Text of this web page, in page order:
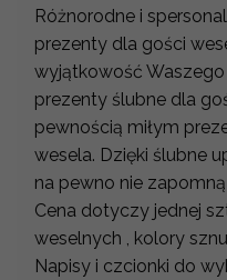
Różnorodne i
prezenty dla gości
wyjątkowość Waszego
prezenty ślubne dla
pewnością miłym
wesela. Dzięki ślubne
na pewno nie
Cena dotyczy jednej
weselnych , kolory
Napisy i czcionki do